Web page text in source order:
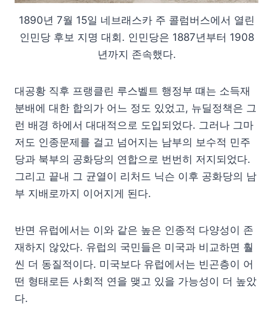
1890년 7월 15일 네브래스카 주 콜럼버스에서 열린
인민당 후보 지명 대회. 인민당은 1887년부터 1908
년까지 존속했다.
대공황 직후 프랭클린 루스벨트 행정부 떄는 소득재
분배에 대한 합의가 어느 정도 있었고, 뉴딜정책은 그
런 배경 하에서 대대적으로 도입되었다. 그러나 그마
저도 인종문제를 걸고 넘어지는 남부의 보수적 민주
당과 북부의 공화당의 연합으로 번번히 저지되었다.
그리고 끝내 그 균열이 리처드 닉슨 이후 공화당의 남
부 지배로까지 이어지게 된다.
반면 유럽에서는 이와 같은 높은 인종적 다양성이 존
재하지 않았다. 유럽의 국민들은 미국과 비교하면 훨
씬 더 동질적이다. 미국보다 유럽에서는 빈곤층이 어
떤 형태로든 사회적 연을 맺고 있을 가능성이 더 높았
다.